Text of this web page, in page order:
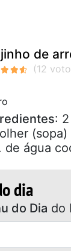
de
:
de água
dia
do Dia do